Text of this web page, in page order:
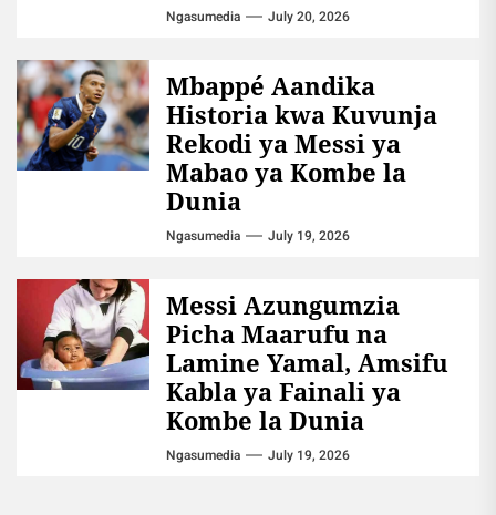
Ngasumedia July 20, 2026
Mbappé Aandika
Historia kwa Kuvunja
Rekodi ya Messi ya
Mabao ya Kombe la
Dunia
Ngasumedia July 19, 2026
Messi Azungumzia
Picha Maarufu na
Lamine Yamal, Amsifu
Kabla ya Fainali ya
Kombe la Dunia
Ngasumedia July 19, 2026